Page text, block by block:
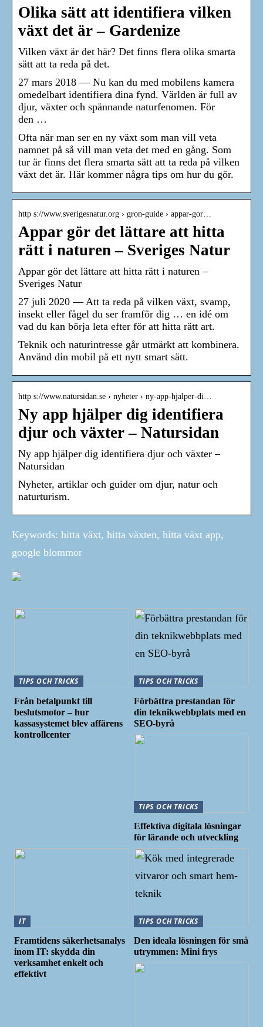
Olika sätt att identifiera vilken
växt det är – Gardenize
Vilken växt är det här? Det finns flera olika smarta
sätt att ta reda på det.
27 mars 2018 — Nu kan du med mobilens kamera
omedelbart identifiera dina fynd. Världen är full av
djur, växter och spännande naturfenomen. För
den …
Ofta när man ser en ny växt som man vill veta
namnet på så vill man veta det med en gång. Som
tur är finns det flera smarta sätt att ta reda på vilken
växt det är. Här kommer några tips om hur du gör.
http s://www.sverigesnatur.org › gron-guide › appar-gor…
Appar gör det lättare att hitta
rätt i naturen – Sveriges Natur
Appar gör det lättare att hitta rätt i naturen –
Sveriges Natur
27 juli 2020 — Att ta reda på vilken växt, svamp,
insekt eller fågel du ser framför dig … en idé om
vad du kan börja leta efter för att hitta rätt art.
Teknik och naturintresse går utmärkt att kombinera.
Använd din mobil på ett nytt smart sätt.
http s://www.natursidan.se › nyheter › ny-app-hjalper-di…
Ny app hjälper dig identifiera
djur och växter – Natursidan
Ny app hjälper dig identifiera djur och växter –
Natursidan
Nyheter, artiklar och guider om djur, natur och
naturturism.
Keywords: hitta växt, hitta växten, hitta växt app,
google blommor
TIPS OCH TRICKS
Från betalpunkt till
beslutsmotor – hur
kassasystemet blev affärens
kontrollcenter
TIPS OCH TRICKS
Förbättra prestandan för
din teknikwebbplats med en
SEO-byrå
TIPS OCH TRICKS
Effektiva digitala lösningar
för lärande och utveckling
IT
Framtidens säkerhetsanalys
inom IT: skydda din
verksamhet enkelt och
effektivt
TIPS OCH TRICKS
Den ideala lösningen för små
utrymmen: Mini frys